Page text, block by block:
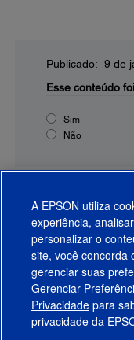
Publicado: 9 de
Esse conteúdo
Sim
Não
Produtos
Suporte
A EPSON utiliza
experiência,
personalizar o
site, você concorda
gerenciar suas
Gerenciar
Privacidade para
privacidade da